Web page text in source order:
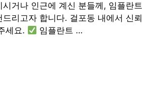
거나 인근에 계신 분들께, 임플란
리고자 합니다. 걸포동 내에서 신
세요.
임플란트 …